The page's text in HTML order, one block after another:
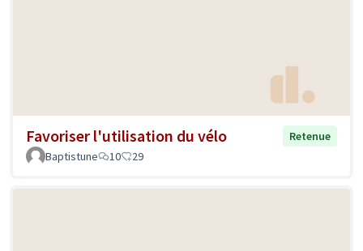
Favoriser l'utilisation du vélo
Retenue
Baptistune
10 29